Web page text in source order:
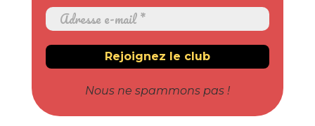
Nous ne spammons pas !